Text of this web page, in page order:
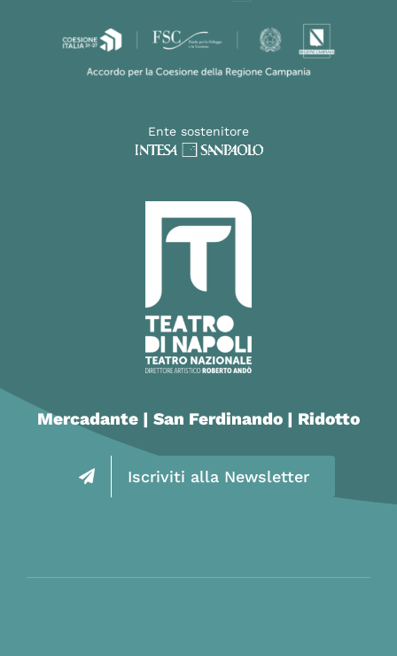
Ente sostenitore
Mercadante | San Ferdinando | Ridotto
Iscriviti alla Newsletter